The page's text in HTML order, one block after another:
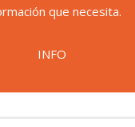
que necesita.
INFO